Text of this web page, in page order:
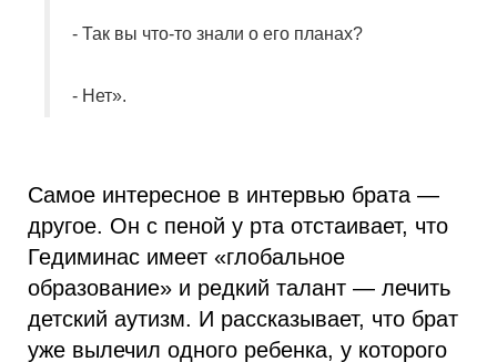
- Так вы что-то знали о его планах?
- Нет».
Самое интересное в интервью брата —
другое. Он с пеной у рта отстаивает, что
Гедиминас имеет «глобальное
образование» и редкий талант — лечить
детский аутизм. И рассказывает, что брат
уже вылечил одного ребенка, у которого